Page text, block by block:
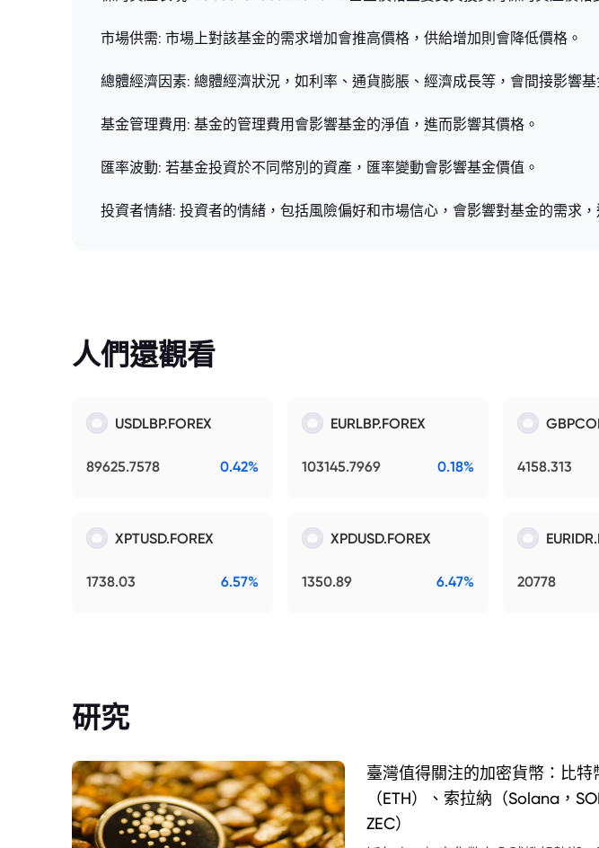
市場供需: 市場上對該基金的需求增加會推高價格，供給增加則會降低價格。
總體經濟因素: 總體經濟狀況，如利率、通貨膨脹、經濟成長等，會間接影響
基金管理費用: 基金的管理費用會影響基金的淨值，進而影響其價格。
匯率波動: 若基金投資於不同幣別的資產，匯率變動會影響基金價值。
投資者情緒: 投資者的情緒，包括風險偏好和市場信心，會影響對基金的需求，
人們還觀看
USDLBP.FOREX
89625.7578 0.42%
EURLBP.FOREX
103145.7969 0.18% 4158.313
XPTUSD.FOREX
1738.03 6.57%
XPDUSD.FOREX
1350.89 6.47% 20778
研究
臺灣值得關注的加密貨幣：比特
（ETH）、索拉納（Solana，
ZEC）